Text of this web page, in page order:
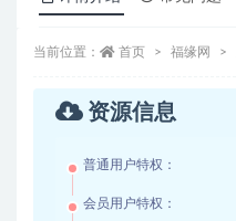
当前位置： 首页 福缘网
资源信息
普通用户特权：
会员用户特权：